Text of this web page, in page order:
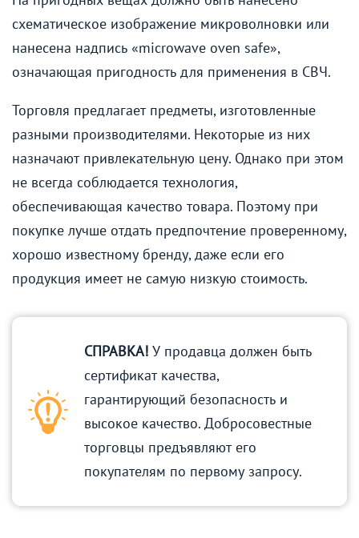
схематическое изображение микроволновки или
нанесена надпись «microwave oven safe»,
означающая пригодность для применения в СВЧ.
Торговля предлагает предметы, изготовленные
разными производителями. Некоторые из них
назначают привлекательную цену. Однако при этом
не всегда соблюдается технология,
обеспечивающая качество товара. Поэтому при
покупке лучше отдать предпочтение проверенному,
хорошо известному бренду, даже если его
продукция имеет не самую низкую стоимость.
СПРАВКА! У продавца должен быть
сертификат качества,
гарантирующий безопасность и
высокое качество. Добросовестные
торговцы предъявляют его
покупателям по первому запросу.